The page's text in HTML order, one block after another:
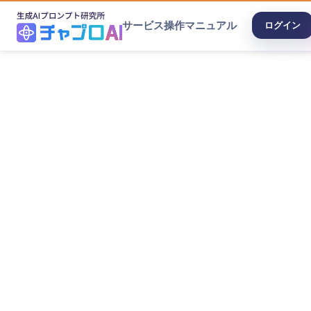
サービス操作マニュアル ログイン